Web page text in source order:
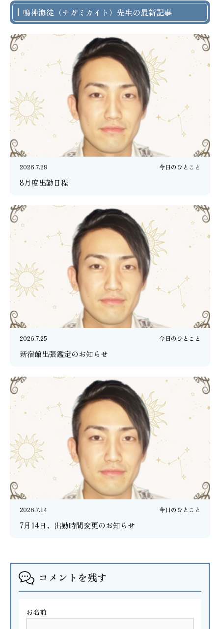
鳴神海徒（ナガミカイト）先生の最新記事
2026.7.29 今日のひとこと
8月度出勤日程
2026.7.25 今日のひとこと
新宿館出張鑑定のお知らせ
2026.7.14 今日のひとこと
7月14日、出勤時間変更のお知らせ
コメントを残す
お名前